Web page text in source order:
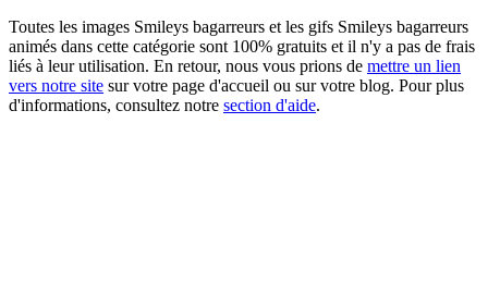
Toutes les images Smileys bagarreurs et les gifs Smileys bagarreurs
animés dans cette catégorie sont 100% gratuits et il n'y a pas de frais
liés à leur utilisation. En retour, nous vous prions de mettre un lien
vers notre site sur votre page d'accueil ou sur votre blog. Pour plus
d'informations, consultez notre section d'aide.